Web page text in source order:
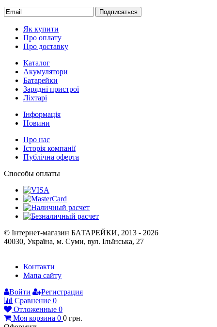
Подписаться
Як купити
Про оплату
Про доставку
Каталог
Акумулятори
Батарейки
Зарядні пристрої
Ліхтарі
Інформація
Новини
Про нас
Історія компанії
Публічна оферта
Способы оплаты
© Інтернет-магазин БАТАРЕЙКИ, 2013 - 2026
40030, Україна, м. Суми, вул. Ільїнська, 27
Контакти
Мапа сайту
Войти
Регистрация
Сравнение 0
Отложенные 0
Моя корзина 0 0 грн.